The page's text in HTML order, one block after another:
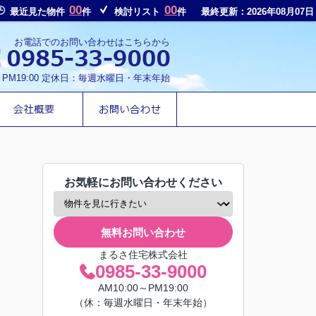
最近見た物件 00件 検討リスト 00件 最終更新：2026年08月07日
お電話でのお問い合わせはこちらから
定休日：毎週水曜日・年末年始
お気軽にお問い合わせください
無料お問い合わせ
まるさ住宅株式会社
0985-33-9000
AM10:00～PM19:00
（休：毎週水曜日・年末年始）